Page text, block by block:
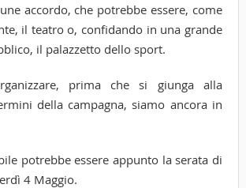
accordo, che potrebbe essere, come
il teatro o, confidando in una grande
il palazzetto dello sport.
prima che si giunga alla
della campagna, siamo ancora in
potrebbe essere appunto la serata di
4 Maggio.